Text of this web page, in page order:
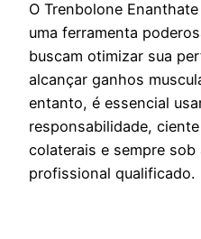
O Trenbolone
uma ferramenta
buscam otimizar sua
alcançar ganhos
entanto, é essencial
responsabilidade,
colaterais e sempre sob
profissional qualificado.